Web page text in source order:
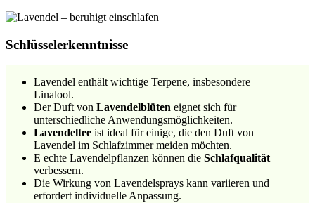
Schlüsselerkenntnisse
Lavendel enthält wichtige Terpene, insbesondere
Linalool.
Der Duft von Lavendelblüten eignet sich für
unterschiedliche Anwendungsmöglichkeiten.
Lavendeltee ist ideal für einige, die den Duft von
Lavendel im Schlafzimmer meiden möchten.
E echte Lavendelpflanzen können die Schlafqualität
verbessern.
Die Wirkung von Lavendelsprays kann variieren und
erfordert individuelle Anpassung.